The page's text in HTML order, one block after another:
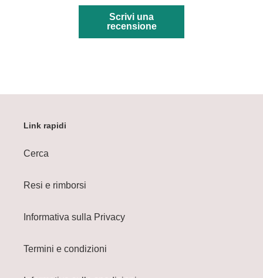
Scrivi una
recensione
Link rapidi
Cerca
Resi e rimborsi
Informativa sulla Privacy
Termini e condizioni